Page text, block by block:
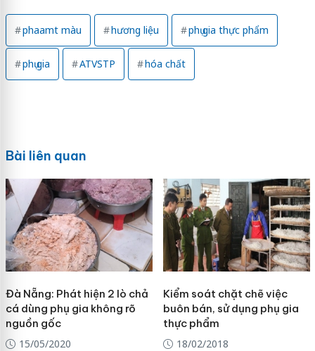
phaamt màu hương liệu phụ gia thực phẩm
phụ gia ATVSTP hóa chất
Bài liên quan
Đà Nẵng: Phát hiện 2 lò chả
cá dùng phụ gia không rõ
nguồn gốc
15/05/2020
Kiểm soát chặt chẽ việc
buôn bán, sử dụng phụ gia
thực phẩm
18/02/2018